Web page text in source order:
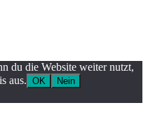
du die Website weiter nutzt,
aus. OK
Nein